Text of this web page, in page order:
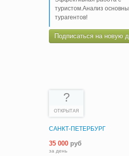
туристом.Анализ
турагентов!
Подписаться на новую
?
ОТКРЫТАЯ
САНКТ-ПЕТЕРБУРГ
35 000 руб
за день